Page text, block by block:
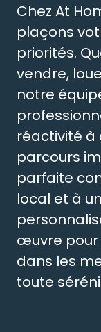
Chez At
plaçons
priorités.
vendre,
notre
réactivité
parcours
parfaite
local et à
œuvre pour
dans les
toute